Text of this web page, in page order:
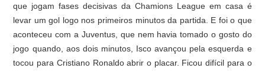
que jogam fases decisivas da Chamions League em casa é
levar um gol logo nos primeiros minutos da partida. E foi o que
aconteceu com a Juventus, que nem havia tomado o gosto do
jogo quando, aos dois minutos, Isco avançou pela esquerda e
tocou para Cristiano Ronaldo abrir o placar. Ficou difícil para o